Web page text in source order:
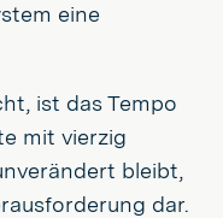
eine
ist das Tempo
mit vierzig
bleibt,
dar.